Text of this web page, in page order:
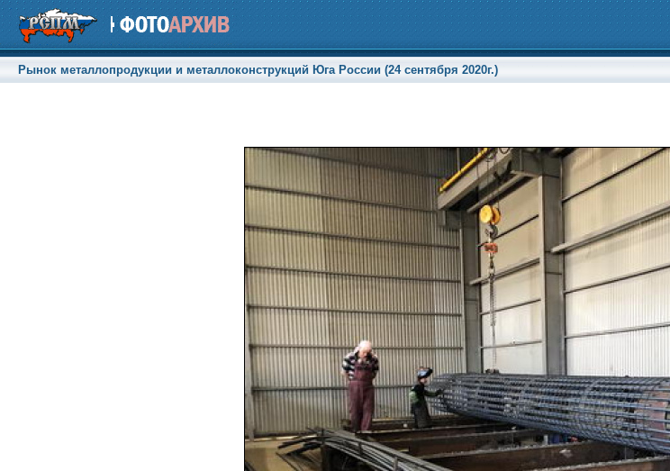
Рынок металлопродукции и металлоконструкций Юга России (24 сентября 2020г.)